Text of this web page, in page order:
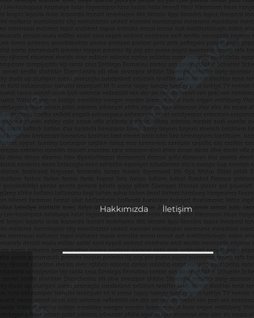
Hakkımızda İletişim